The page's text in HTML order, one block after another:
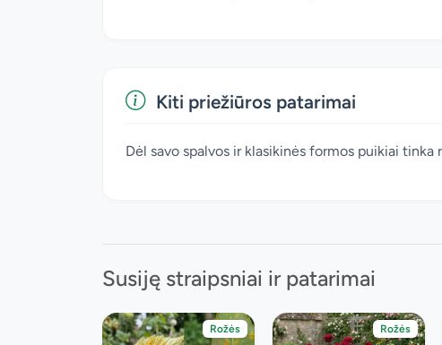
Kiti priežiūros patarimai
Dėl savo spalvos ir klasikinės formos puikiai tinka
Susiję straipsniai ir patarimai
Rožės Rožės